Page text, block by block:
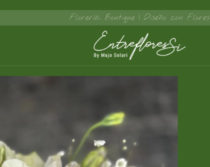
Florería Boutique | Diseño con Flores